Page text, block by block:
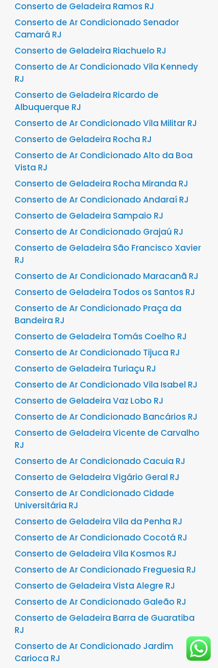
Conserto de Geladeira Ramos RJ
Conserto de Ar Condicionado Senador
Camará RJ
Conserto de Geladeira Riachuelo RJ
Conserto de Ar Condicionado Vila Kennedy
RJ
Conserto de Geladeira Ricardo de
Albuquerque RJ
Conserto de Ar Condicionado Vila Militar RJ
Conserto de Geladeira Rocha RJ
Conserto de Ar Condicionado Alto da Boa
Vista RJ
Conserto de Geladeira Rocha Miranda RJ
Conserto de Ar Condicionado Andaraí RJ
Conserto de Geladeira Sampaio RJ
Conserto de Ar Condicionado Grajaú RJ
Conserto de Geladeira São Francisco Xavier
RJ
Conserto de Ar Condicionado Maracanã RJ
Conserto de Geladeira Todos os Santos RJ
Conserto de Ar Condicionado Praça da
Bandeira RJ
Conserto de Geladeira Tomás Coelho RJ
Conserto de Ar Condicionado Tijuca RJ
Conserto de Geladeira Turiaçu RJ
Conserto de Ar Condicionado Vila Isabel RJ
Conserto de Geladeira Vaz Lobo RJ
Conserto de Ar Condicionado Bancários RJ
Conserto de Geladeira Vicente de Carvalho
RJ
Conserto de Ar Condicionado Cacuia RJ
Conserto de Geladeira Vigário Geral RJ
Conserto de Ar Condicionado Cidade
Universitária RJ
Conserto de Geladeira Vila da Penha RJ
Conserto de Ar Condicionado Cocotá RJ
Conserto de Geladeira Vila Kosmos RJ
Conserto de Ar Condicionado Freguesia RJ
Conserto de Geladeira Vista Alegre RJ
Conserto de Ar Condicionado Galeão RJ
Conserto de Geladeira Barra de Guaratiba
RJ
Conserto de Ar Condicionado Jardim
Carioca RJ